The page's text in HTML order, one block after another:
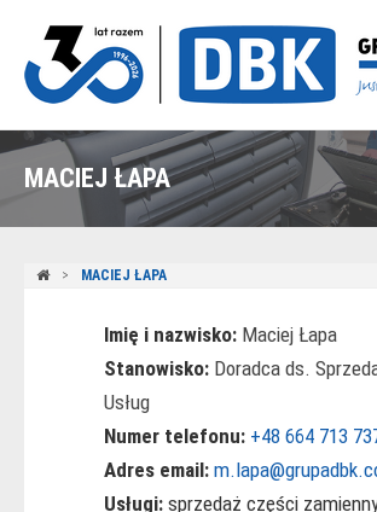
MACIEJ ŁAPA
MACIEJ ŁAPA
Imię i nazwisko: Maciej Łapa
Stanowisko: Doradca ds.
Usług
Numer telefonu: +48 664 713
Adres email:
Usługi: sprzedaż części